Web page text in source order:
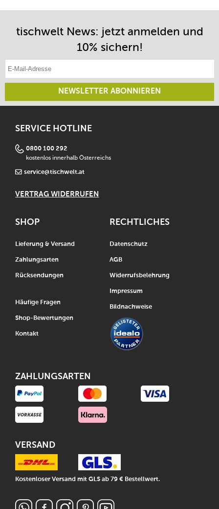
tischwelt News: jetzt anmelden und
10% sichern!
NEWSLETTER ABONNIEREN
SERVICE HOTLINE
0800 100 292
kostenlos innerhalb Österreichs
service@tischwelt.at
VERTRAG WIDERRUFEN
SHOP
Lieferung & Versand
Zahlungsarten
Rücksendungen
Häufige Fragen
Shop-Bewertungen
Kontakt
RECHTLICHES
Datenschutz
AGB
Widerrufsbelehrung
Impressum
Bildnachweise
ZAHLUNGSARTEN
VERSAND
Kostenloser Versand mit GLS ab 79 € Bestellwert.